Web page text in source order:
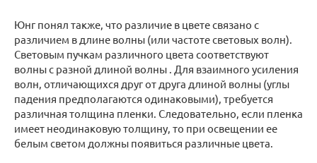
Юнг понял также, что различие в цвете связано с
различием в длине волны (или частоте световых волн).
Световым пучкам различного цвета соответствуют
волны с разной длиной волны . Для взаимного усиления
волн, отличающихся друг от друга длиной волны (углы
падения предполагаются одинаковыми), требуется
различная толщина пленки. Следовательно, если пленка
имеет неодинаковую толщину, то при освещении ее
белым светом должны появиться различные цвета.